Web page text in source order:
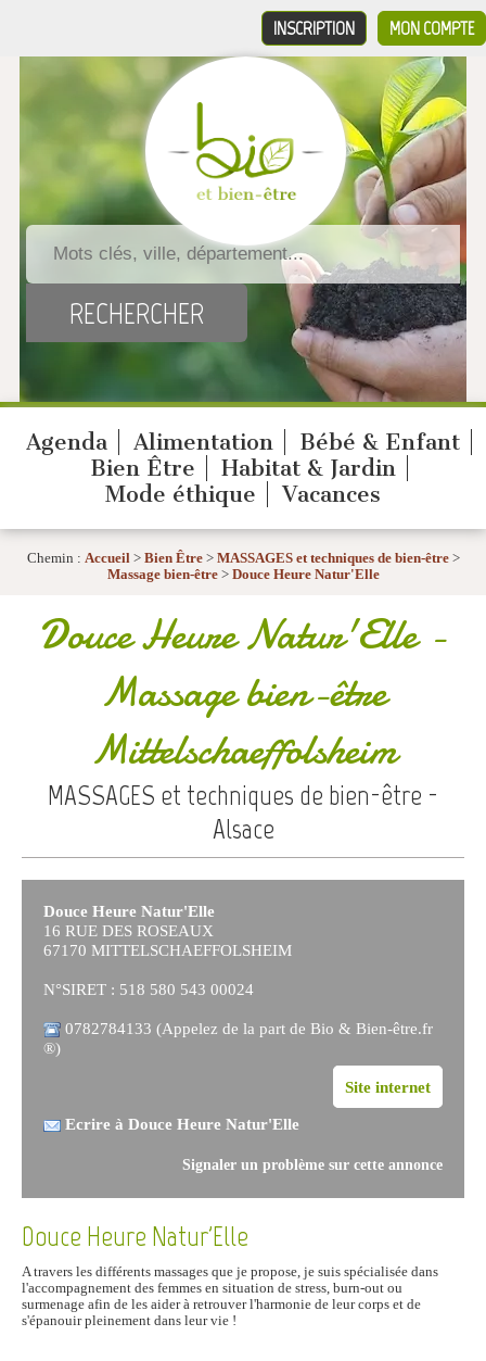
MON COMPTE
INSCRIPTION
Agenda Alimentation
Bébé & Enfant
Bien Être
Habitat & Jardin
Mode éthique
Vacances
Chemin : Accueil> Bien Être> MASSAGES et techniques de bien-être>
Massage bien-être> Douce Heure Natur'Elle
Douce Heure Natur'Elle-
Massage bien-être
Mittelschaeffolsheim
MASSAGES et techniques de bien-être -
Alsace
Douce Heure Natur'Elle
16 RUE DES ROSEAUX
67170 MITTELSCHAEFFOLSHEIM
N°SIRET : 518 580 543 00024
0782784133 (Appelez de la part de Bio & Bien-être.fr
®)
Site internet
Ecrire à Douce Heure Natur'Elle
Signaler un problème sur cette annonce
Douce Heure Natur'Elle
A travers les différents massages que je propose, je suis spécialisée dans
l'accompagnement des femmes en situation de stress, burn-out ou
surmenage afin de les aider à retrouver l'harmonie de leur corps et de
s'épanouir pleinement dans leur vie !